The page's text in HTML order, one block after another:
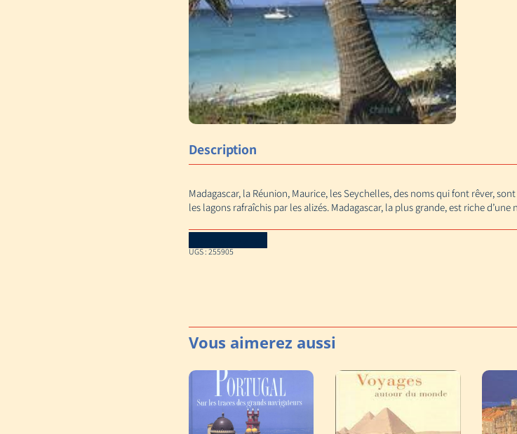
Description
Madagascar, la Réunion, Maurice, les Seychelles, des noms qui font rêver,
les lagons rafraîchis par les alizés. Madagascar, la plus grande, est riche
UGS :255905